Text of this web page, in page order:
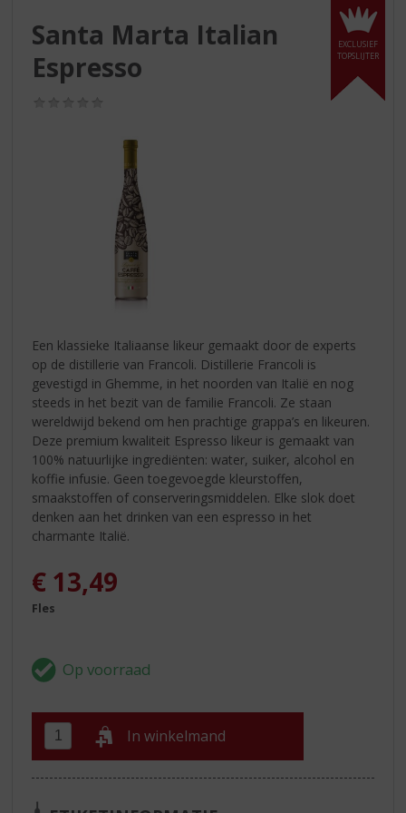
EXCLUSIEF
TOPSLIJTER
Santa Marta Italian
Espresso
Een klassieke Italiaanse likeur gemaakt door de experts
op de distillerie van Francoli. Distillerie Francoli is
gevestigd in Ghemme, in het noorden van Italië en nog
steeds in het bezit van de familie Francoli. Ze staan
wereldwijd bekend om hen prachtige grappa’s en likeuren.
Deze premium kwaliteit Espresso likeur is gemaakt van
100% natuurlijke ingrediënten: water, suiker, alcohol en
koffie infusie. Geen toegevoegde kleurstoffen,
smaakstoffen of conserveringsmiddelen. Elke slok doet
denken aan het drinken van een espresso in het
charmante Italië.
€ 13,49
Fles
In winkelmand